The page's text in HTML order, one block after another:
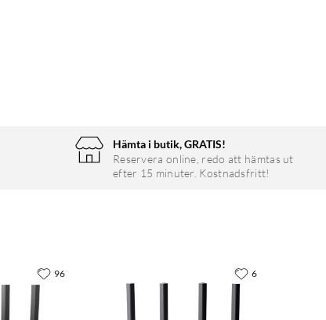
Hämta i butik, GRATIS!
Reservera online, redo att hämtas ut
efter 15 minuter. Kostnadsfritt!
96 6